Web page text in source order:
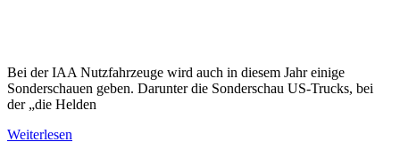
Bei der IAA Nutzfahrzeuge wird auch in diesem Jahr einige
Sonderschauen geben. Darunter die Sonderschau US-Trucks, bei
der „die Helden
Weiterlesen